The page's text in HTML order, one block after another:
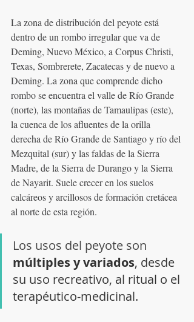
La zona de distribución del peyote está
dentro de un rombo irregular que va de
Deming, Nuevo México, a Corpus Christi,
Texas, Sombrerete, Zacatecas y de nuevo a
Deming. La zona que comprende dicho
rombo se encuentra el valle de Río Grande
(norte), las montañas de Tamaulipas (este),
la cuenca de los afluentes de la orilla
derecha de Río Grande de Santiago y río del
Mezquital (sur) y las faldas de la Sierra
Madre, de la Sierra de Durango y la Sierra
de Nayarit. Suele crecer en los suelos
calcáreos y arcillosos de formación cretácea
al norte de esta región.
Los usos del peyote son
múltiples y variados, desde
su uso recreativo, al ritual o el
terapéutico-medicinal.